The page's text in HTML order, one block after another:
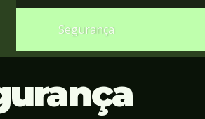
Segurança